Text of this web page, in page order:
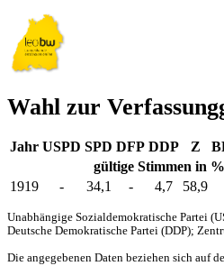
Wahl zur
Jahr USPD SPD DFP DDP Z
gültige Stimmen in %
1919
- 34,1 - 4,7 58,9
Unabhängige Sozialdemokratische Partei
Deutsche Demokratische Partei (DDP);
Die angegebenen Daten beziehen sich auf